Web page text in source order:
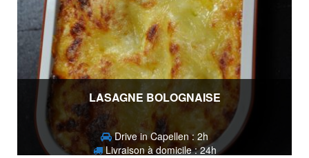
LASAGNE BOLOGNAISE
Drive in Capellen : 2h
Livraison à domicile : 24h